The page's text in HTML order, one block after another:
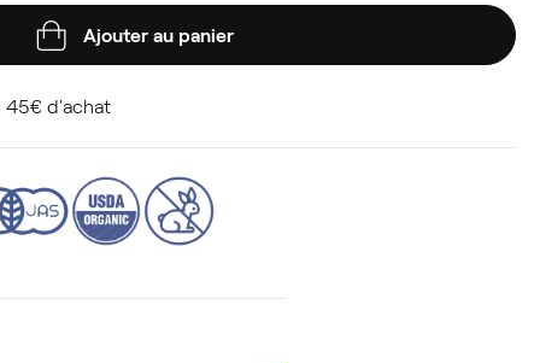
Ajouter au panier
45€ d'achat